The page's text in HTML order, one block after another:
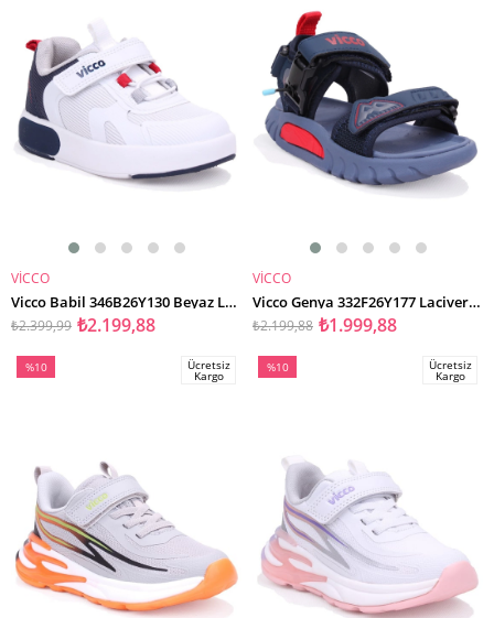
SEPETE EKLE
VİCCO
Vicco Babil 346B26Y130 Beyaz Lacivert Ortopedik Günlük Işıklı Erkek Çocuk Spor Ayakkabı
₺2.199,88
₺2.399,99
SEPETE EKLE
VİCCO
Vicco Genya 332F26Y177 Lacivert Ortopedik Günlük Erkek Çocuk Spor Sandalet
₺1.999,88
₺2.199,88
%10
Ücretsiz
Kargo
%10
Ücretsiz
Kargo